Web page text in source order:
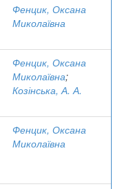
Фенцик, Оксана
Миколаївна
Фенцик, Оксана
Миколаївна;
Козінська, А. А.
Фенцик, Оксана
Миколаївна